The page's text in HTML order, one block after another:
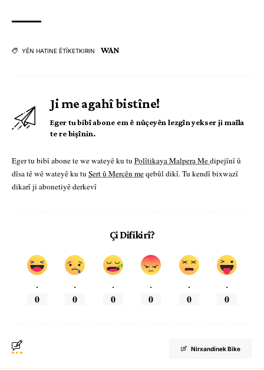
YÊN HATINE ÊTÎKETKIRIN WAN
Ji me agahî bistîne!
Eger tu bibî abone em ê nûçeyên lezgîn yekser ji maîla
te re bişînin.
Eger tu bibî abone te we wateyê ku tu Polîtikaya Malpera Medipejînî û
dîsa tê wê wateyê ku tu Şert û Mercên meqebûl dikî. Tu kendî bixwazî
dikarî ji abonetiyê derkevî
Çi Difikirî?
.
0
.
0
.
0
.
0
.
0
.
0
Nirxandinek Bike